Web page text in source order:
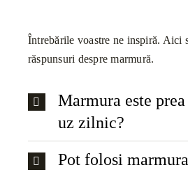
Întrebările voastre ne inspiră. Aici
răspunsuri despre marmură.
Marmura este
uz zilnic?
Pot folosi